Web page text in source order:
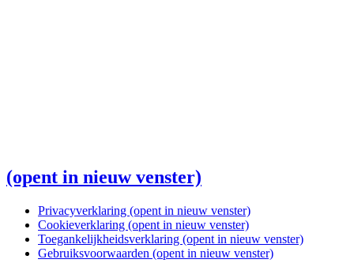
(opent in nieuw venster)
Privacyverklaring (opent in nieuw venster)
Cookieverklaring (opent in nieuw venster)
Toegankelijkheidsverklaring (opent in nieuw venster)
Gebruiksvoorwaarden (opent in nieuw venster)